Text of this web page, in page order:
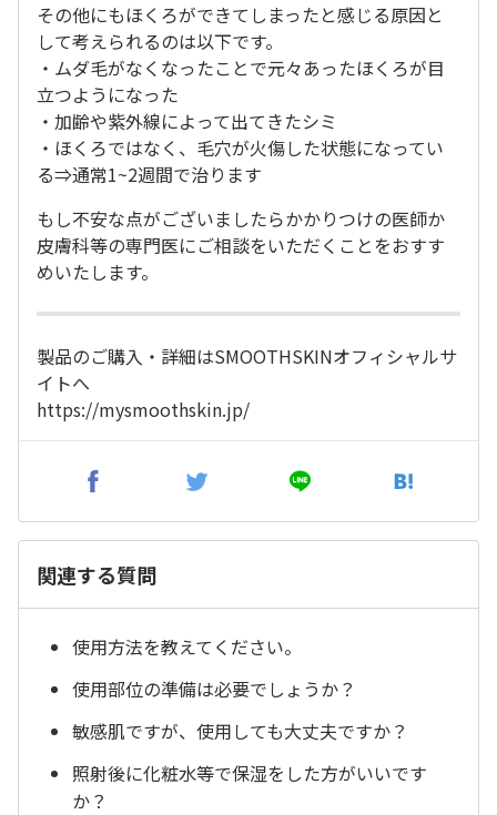
その他にもほくろができてしまったと感じる原因と
して考えられるのは以下です。
・ムダ毛がなくなったことで元々あったほくろが目
立つようになった
・加齢や紫外線によって出てきたシミ
・ほくろではなく、毛穴が火傷した状態になってい
る⇒通常1~2週間で治ります
もし不安な点がございましたらかかりつけの医師か
皮膚科等の専門医にご相談をいただくことをおすす
めいたします。
製品のご購入・詳細はSMOOTHSKINオフィシャルサ
イトへ
https://mysmoothskin.jp/
関連する質問
使用方法を教えてください。
使用部位の準備は必要でしょうか？
敏感肌ですが、使用しても大丈夫ですか？
照射後に化粧水等で保湿をした方がいいです
か？